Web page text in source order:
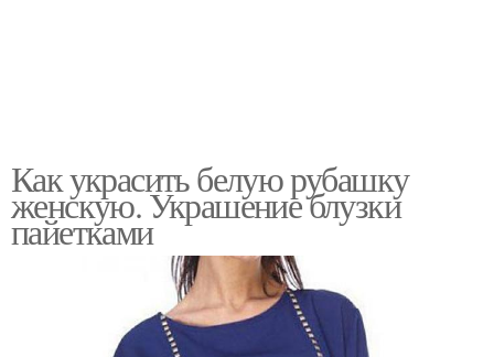
Как украсить белую рубашку
женскую. Украшение блузки
пайетками